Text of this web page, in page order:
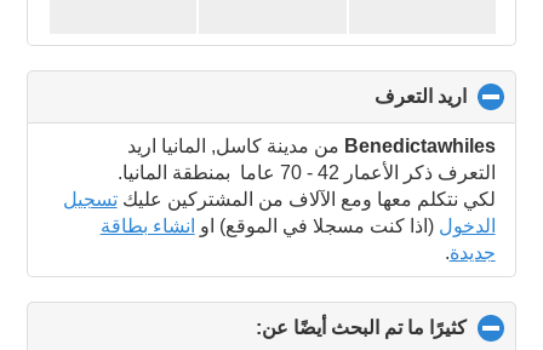
اريد التعرف
to
collapse
contents
Benedictawhiles من مدينة كاسل, المانيا اريد
التعرف ذكر الأعمار 42 - 70 عاما بمنطقة المانيا.
لكي نتكلم معها ومع الآلاف من المشتركين عليكتسجيل
الدخول (اذا كنت مسجلا في الموقع) او انشاء بطاقة
جديدة.
كثيرًا ما تم البحث أيضًا عن: